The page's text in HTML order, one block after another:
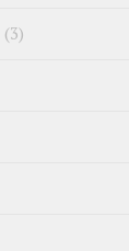
(3)